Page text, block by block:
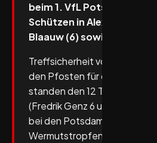
beim 1. VfL Potsdam ihre
Schützen in Alexander
Blaauw (6) sowie Tim
Treffsicherheit vorn,
den Pfosten für die Jungs
standen den 12
(Fredrik Genz 6 und Leon
bei den Potsdamern
Wermutstropfen für N-